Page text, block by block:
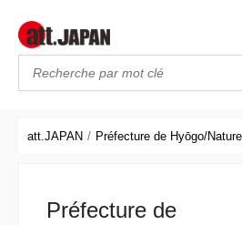
att.JAPAN Préfecture de Hyōgo/
Préfecture de